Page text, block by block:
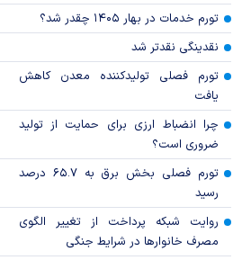
تورم خدمات در بهار ۱۴۰۵ چقدر شد؟
نقدینگی نقدتر شد
تورم فصلی تولیدکننده معدن کاهش
یافت
چرا انضباط ارزی برای حمایت از تولید
ضروری است؟
تورم فصلی بخش برق به ۶۵.۷ درصد
رسید
روایت شبکه پرداخت از تغییر الگوی
مصرف خانوار‌ها در شرایط جنگی